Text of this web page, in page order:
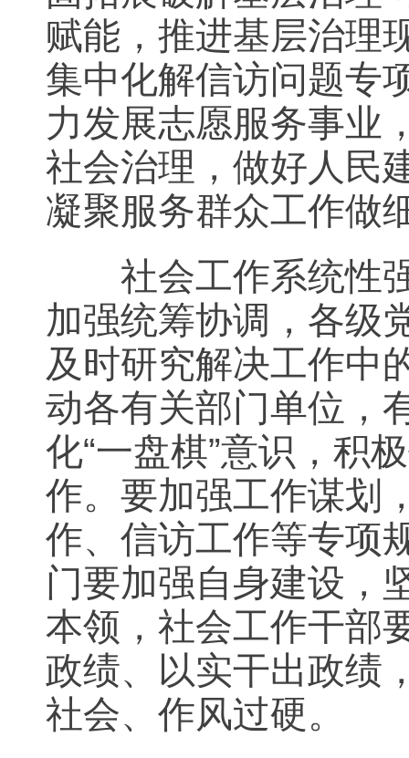
赋能，推进基层治理
集中化解信访问题专
力发展志愿服务事业
社会治理，做好人民
凝聚服务群众工作做
社会工作系统性强
加强统筹协调，各级
及时研究解决工作中
动各有关部门单位，
化“一盘棋”意识，积
作。要加强工作谋划
作、信访工作等专项
门要加强自身建设，
本领，社会工作干部
政绩、以实干出政绩
社会、作风过硬。